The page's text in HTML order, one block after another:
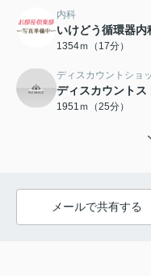
内科
いけどう循環器内
1354ｍ（17分）
ディスカウントショ
ディスカウント
1951ｍ（25分）
メールで共有する